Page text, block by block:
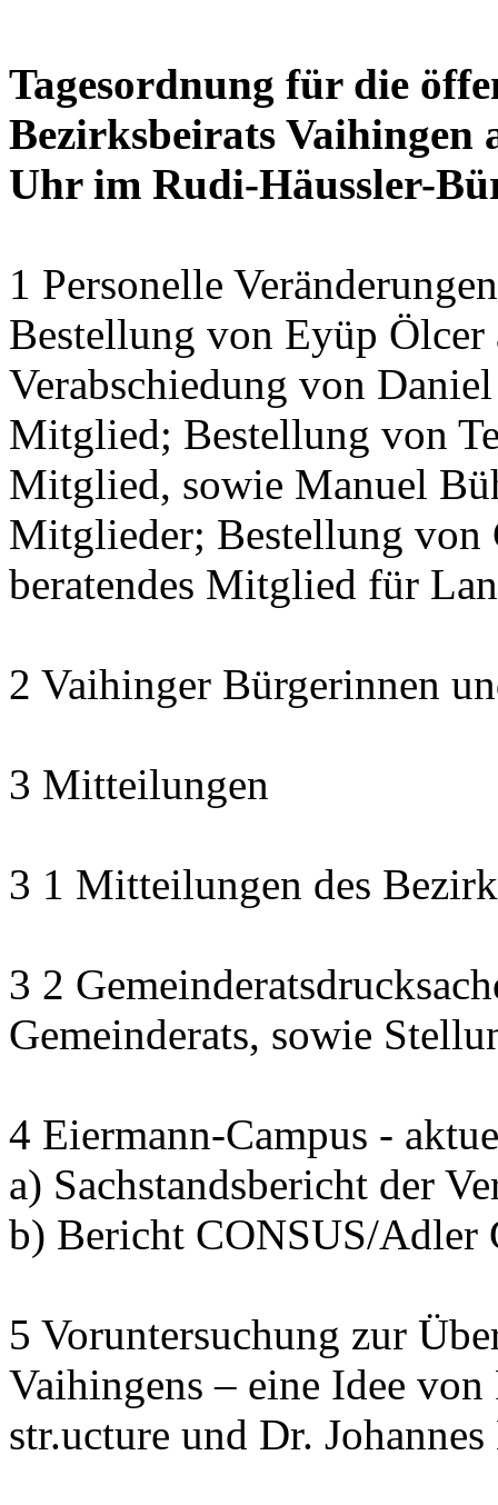
Tagesordnung für die
Bezirksbeirats Vaihingen
Uhr im Rudi-Häussler-
1 Personelle
Bestellung von Eyüp
Verabschiedung von
Mitglied; Bestellung von
Mitglied, sowie Manuel
Mitglieder; Bestellung von
beratendes Mitglied für
2 Vaihinger Bürgerinnen
3 Mitteilungen
3 1 Mitteilungen des
3 2
Gemeinderats, sowie
4 Eiermann-Campus -
a) Sachstandsbericht der
b) Bericht CONSUS/Adler
5 Voruntersuchung zur
Vaihingens – eine Idee
str.ucture und Dr.